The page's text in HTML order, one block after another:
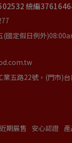
統編
(國定假日例外
業五路22號，(門市)
近期展售 安心認證